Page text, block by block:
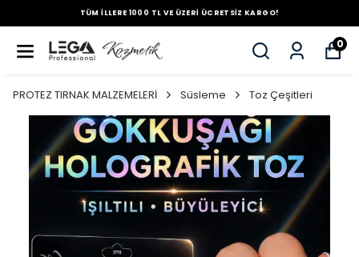
TÜM İLLERE 1000 TL VE ÜZERİ ÜCRETSİZ KARGO!
0
PROTEZ TIRNAK MALZEMELERİ Süsleme Toz Çeşitleri